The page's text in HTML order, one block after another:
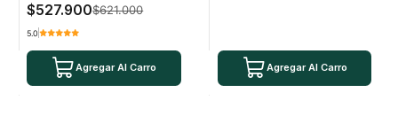
$527.900$621.000
5.0
Agregar Al Carro Agregar Al Carro